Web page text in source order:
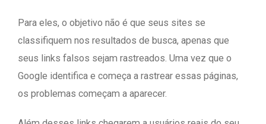
Para eles, o objetivo não é que seus sites se
classifiquem nos resultados de busca, apenas que
seus links falsos sejam rastreados. Uma vez que o
Google identifica e começa a rastrear essas páginas,
os problemas começam a aparecer.